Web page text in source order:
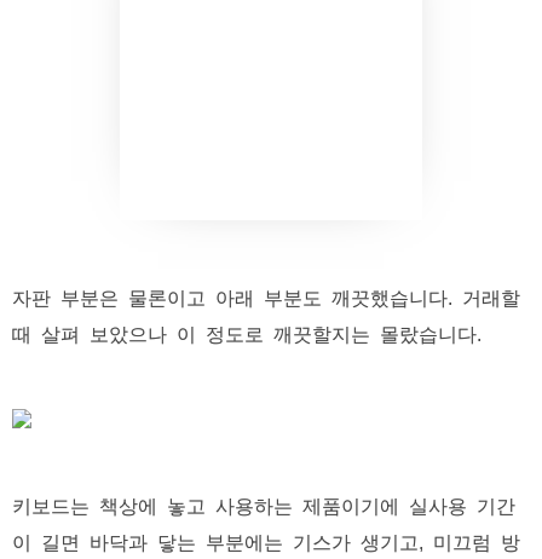
자판 부분은 물론이고 아래 부분도 깨끗했습니다. 거래할
때 살펴 보았으나 이 정도로 깨끗할지는 몰랐습니다.
키보드는 책상에 놓고 사용하는 제품이기에 실사용 기간
이 길면 바닥과 닿는 부분에는 기스가 생기고, 미끄럼 방